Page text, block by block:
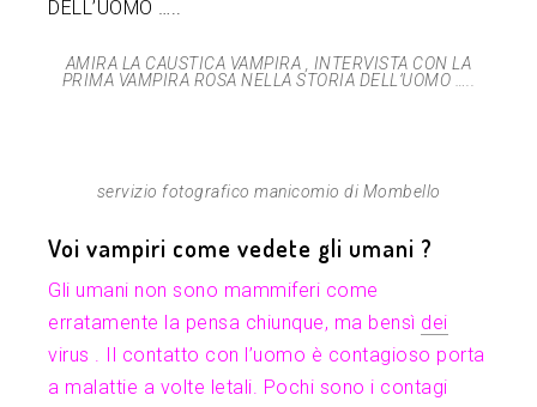
AMIRA LA CAUSTICA VAMPIRA , INTERVISTA CON LA
PRIMA VAMPIRA ROSA NELLA STORIA DELL’UOMO …..
servizio fotografico manicomio di Mombello
Voi vampiri come vedete gli umani ?
Gli umani non sono mammiferi come
erratamente la pensa chiunque, ma bensì dei
virus . Il contatto con l’uomo è contagioso porta
a malattie a volte letali. Pochi sono i contagi